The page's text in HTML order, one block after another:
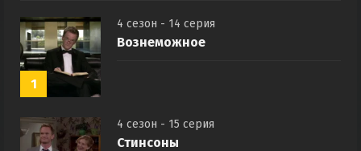
1
4 сезон - 14 серия
Вознеможное
4 сезон - 15 серия
Стинсоны